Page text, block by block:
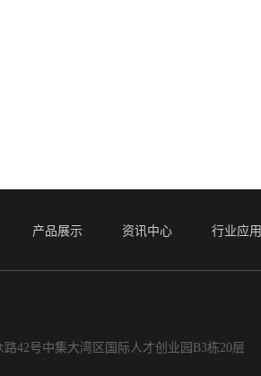
产品展示 资讯中心 行业应用
42号中集大湾区国际人才创业园B3栋20层